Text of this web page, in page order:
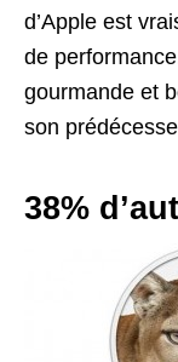
d’Apple est
de
gourmande et
son
38%